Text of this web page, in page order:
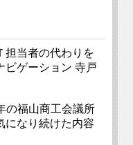
担当者の代わりを
ビゲーション 寺戸
の福山商工会議所
になり続けた内容